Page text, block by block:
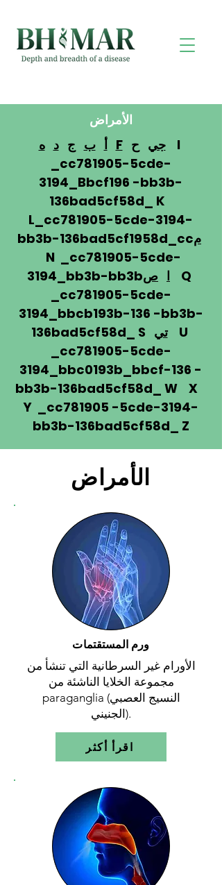
الأمراض
أ ب ج د ه F جي ح
I
_cc781905-5cde-
3194_Bbcf196 -bb3b-
136bad5cf58d_ K
L_cc781905-5cde-3194-
bb3b-136bad5cf1958d_ccم
N _cc781905-5cde-
3194_bb3b-bb3b
ا ص
Q
_cc781905-5cde-
3194_bbcb193b-136 -bb3b-
136bad5cf58d_ S تيU
_cc781905-5cde-
3194_bbc0193b_bbcf-136 -
bb3b-136bad5cf58d_ W X
Y _cc781905 -5cde-3194-
bb3b-136bad5cf58d_ Z
الأمراض
ورم المستقتمات
الأورام غير السرطانية التي تنشأ من
مجموعة الخلايا الناشئة من
paraganglia (النسيج العصبي
الجنيني).
اقرأ أكثر